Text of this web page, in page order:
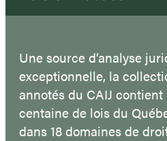
Une source d’analyse
exceptionnelle, la
annotés du CAIJ contient
centaine de lois du
dans 18 domaines de